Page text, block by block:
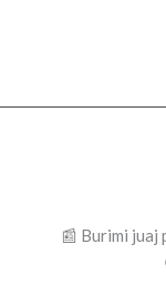
📰 Burimi juaj